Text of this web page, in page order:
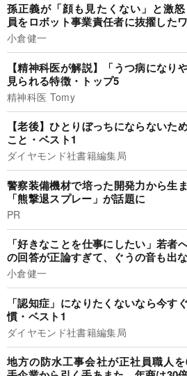
孫正義が「顔も見たくない」と激
員をロボット事業責任者に抜擢した
小倉健一
【精神科医が解説】「うつ病になり
見られる特徴・トップ5
精神科医 Tomy
【老後】ひとりぼっちにならないた
こと・ベスト1
ダイヤモンド社書籍編集局
警察装備機材で培った開発力から生
「熊撃退スプレー」が話題に
PR
「好きなことを仕事にしたい」若者
の回答が正論すぎて、ぐうの音も出
小倉健一
「認知症」になりたくないなら今す
慣・ベスト1
ダイヤモンド社書籍編集局
地方の防水工事会社が正社員職人